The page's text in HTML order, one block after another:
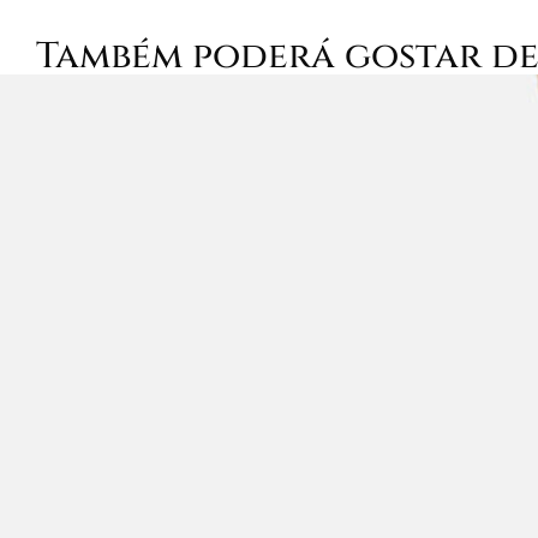
Também poderá gostar de